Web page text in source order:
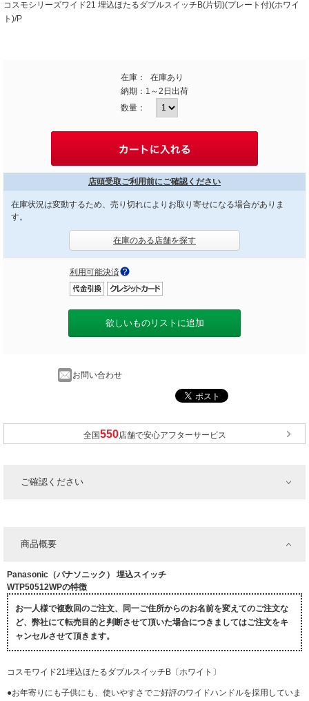
コスモシリーズワイド21 埋込ほたるダブルスイッチB(片切)(プレート付)(ホワイ
ト)/P
在庫：
在庫あり
納期： 1～2日出荷
数量：
店頭受取ご利用前にご確認ください
在庫状況は変動するため、売り切れによりお取り寄せになる場合がありま
す。
在庫のある店舗を探す
利用可能決済
欲しいものリストに追加
お問い合わせ
全国 店舗で安心アフターサービス
ご確認ください
商品概要
Panasonic（パナソニック） 埋込スイッチ
WTP50512WPの特徴
お一人様で複数回のご注文、同一ご住所からのお名前を変えてのご注文な
ど、弊社にて転売目的と判断させて頂いた場合につきましてはご注文をキ
ャンセルさせて頂きます。
コスモワイド21埋込ほたるダブルスイッチB〔ホワイト〕
●お年寄りにも子供にも、使いやすさでご好評のワイドハンドルを採用していま